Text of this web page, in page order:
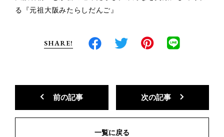
る『元祖大阪みたらしだんご』
SHARE!
前の記事
一覧に戻る
次の記事